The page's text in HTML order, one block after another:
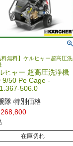
料無料】ケルヒャー超高圧洗
ヒャー 超高圧洗浄機
9/50 Pe Cage -
506.0
隊 特別価格
在庫切れ